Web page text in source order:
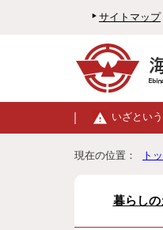
サイトマップ
いざとい
現在の位置： ト
暮らしの